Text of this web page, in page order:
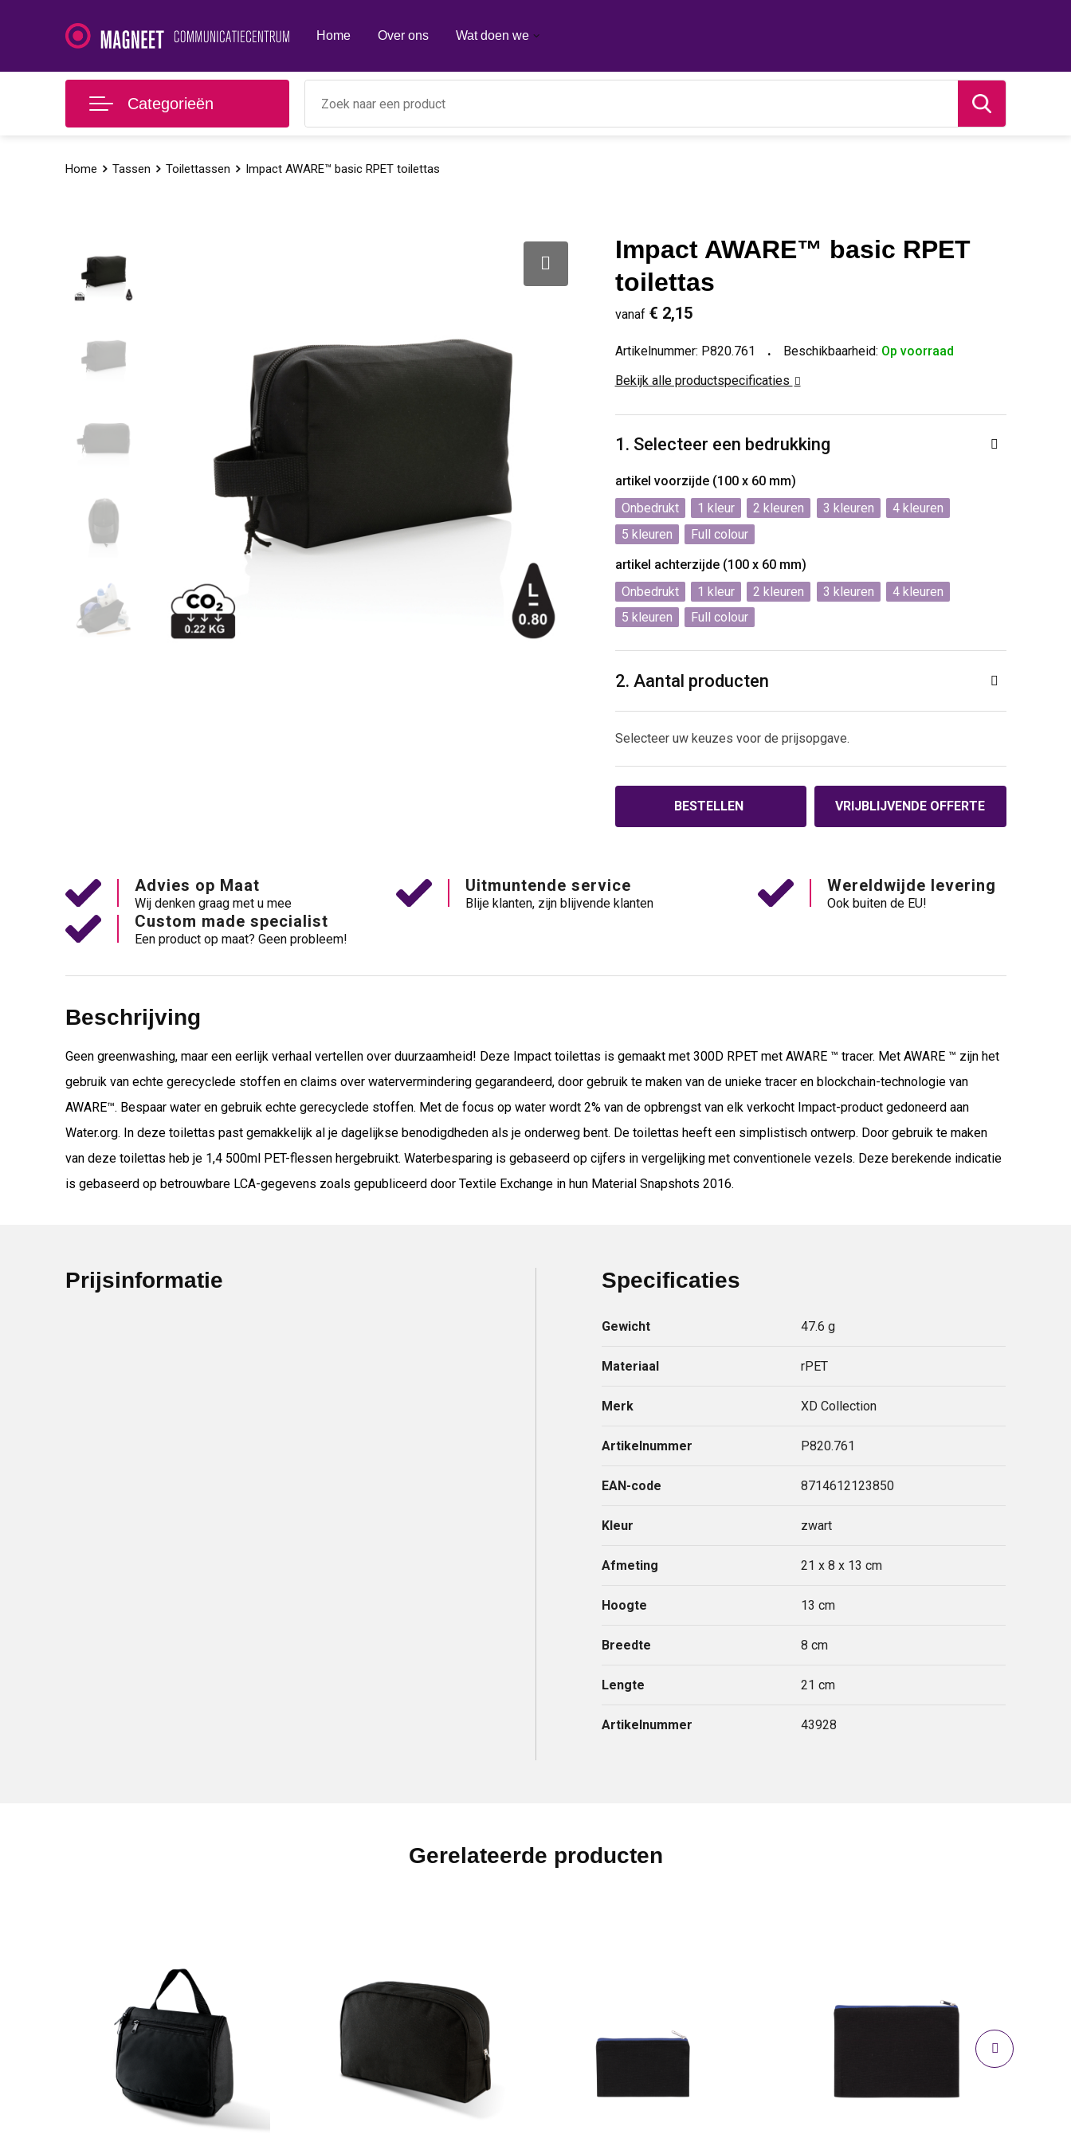
Home Over ons Wat doen we
Categorieën
Home Tassen Toilettassen Impact AWARE™ basic RPET toilettas
Impact AWARE™ basic RPET
toilettas
vanaf € 2,15
Artikelnummer: P820.761 Beschikbaarheid: Op voorraad
Bekijk alle productspecificaties
1. Selecteer een bedrukking
artikel voorzijde (100 x 60 mm)
Onbedrukt
1 2 3
4
5
Full colour
artikel achterzijde (100 x 60 mm)
Onbedrukt
1 2 3
4
5
Full colour
2. Aantal producten
Selecteer uw keuzes voor de prijsopgave.
BESTELLEN VRIJBLIJVENDE OFFERTE
Advies op Maat
Wij denken graag met u mee
Uitmuntende service
Blije klanten, zijn blijvende klanten
Wereldwijde levering
Ook buiten de EU!
Custom made specialist
Een product op maat? Geen probleem!
Beschrijving
Geen greenwashing, maar een eerlijk verhaal vertellen over duurzaamheid! Deze Impact toilettas is gemaakt met 300D RPET met AWARE ™ tracer. Met AWARE ™ zijn het
gebruik van echte gerecyclede stoffen en claims over watervermindering gegarandeerd, door gebruik te maken van de unieke tracer en blockchain-technologie van
AWARE™. Bespaar water en gebruik echte gerecyclede stoffen. Met de focus op water wordt 2% van de opbrengst van elk verkocht Impact-product gedoneerd aan
Water.org. In deze toilettas past gemakkelijk al je dagelijkse benodigdheden als je onderweg bent. De toilettas heeft een simplistisch ontwerp. Door gebruik te maken
van deze toilettas heb je 1,4 500ml PET-flessen hergebruikt. Waterbesparing is gebaseerd op cijfers in vergelijking met conventionele vezels. Deze berekende indicatie
is gebaseerd op betrouwbare LCA-gegevens zoals gepubliceerd door Textile Exchange in hun Material Snapshots 2016.
Prijsinformatie Specificaties
Gewicht 47.6 g
Materiaal rPET
Merk XD Collection
Artikelnummer P820.761
EAN-code 8714612123850
Kleur zwart
Afmeting 21 x 8 x 13 cm
Hoogte 13 cm
Breedte 8 cm
Lengte 21 cm
Artikelnummer 43928
Gerelateerde producten